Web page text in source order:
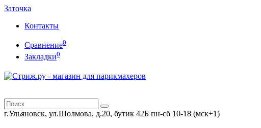
Заточка
Контакты
Сравнение0
Закладки0
г.Ульяновск, ул.Шолмова, д.20, бутик 42Б пн-сб 10-18 (мск+1)